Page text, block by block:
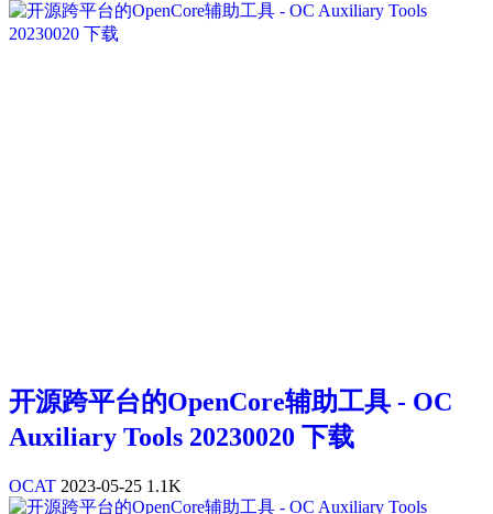
开源跨平台的OpenCore辅助工具 - OC
Auxiliary Tools 20230020 下载
OCAT 2023-05-25 1.1K